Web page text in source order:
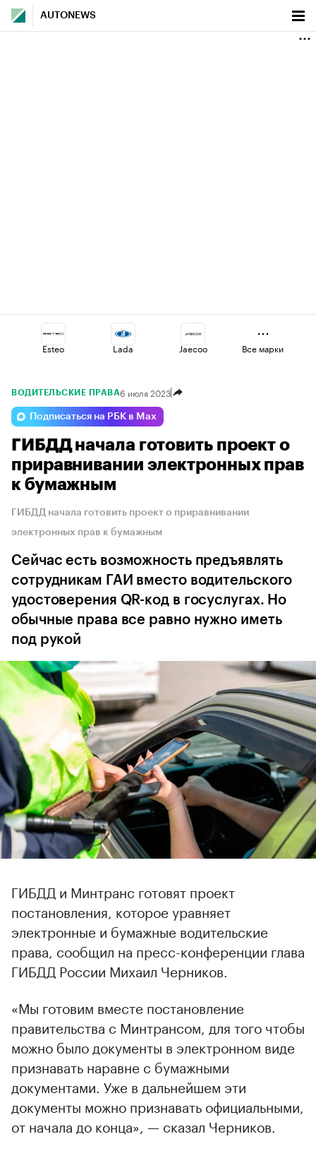
AUTONEWS
Esteo Lada Jaecoo
Voyah Changan Geely
Haval Volga Omoda
Все марки
ВОДИТЕЛЬСКИЕ ПРАВА6 июля 2023
Подписаться на РБК в Max
ГИБДД начала готовить проект о
приравнивании электронных прав
к бумажным
ГИБДД начала готовить проект о приравнивании
электронных прав к бумажным
Сейчас есть возможность предъявлять
сотрудникам ГАИ вместо водительского
удостоверения QR-код в госуслугах. Но
обычные права все равно нужно иметь
под рукой
ГИБДД и Минтранс готовят проект
постановления, которое уравняет
электронные и бумажные водительские
права, сообщил на пресс-конференции глава
ГИБДД России Михаил Черников.
«Мы готовим вместе постановление
правительства с Минтрансом, для того чтобы
можно было документы в электронном виде
признавать наравне с бумажными
документами. Уже в дальнейшем эти
документы можно признавать официальными,
от начала до конца», — сказал Черников.